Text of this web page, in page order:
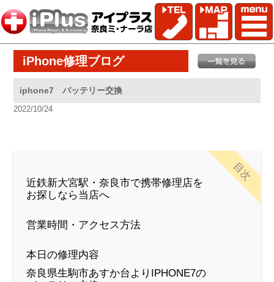
iPhone修理ブログ
iphone7 バッテリー交換
2022/10/24
目次
近鉄新大宮駅・奈良市で携帯修理店を
お探しなら当店へ
営業時間・アクセス方法
本日の修理内容
奈良県生駒市あすか台よりIPHONE7の